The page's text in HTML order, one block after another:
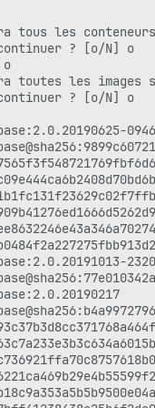
tous les
? [o/N] o
toutes les
? [o/N] o
0946
2320